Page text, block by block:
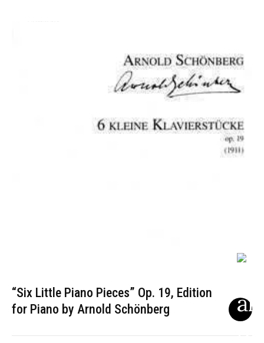
“Six Little Piano Pieces” Op. 19, Edition
for Piano by Arnold Schönberg